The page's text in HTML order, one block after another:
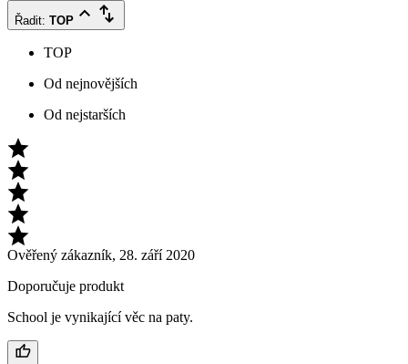
Řadit: TOP
TOP
Od nejnovějších
Od nejstarších
Ověřený zákazník, 28. září 2020
Doporučuje produkt
School je vynikající věc na paty.